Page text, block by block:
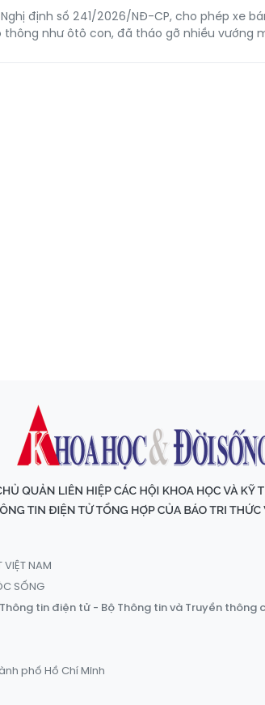
định số 241/2026/NĐ-CP, cho phép xe
như ôtô con, đã tháo gỡ nhiều vướng
VIỆT NAM
SỐNG
tin điện tử - Bộ Thông tin và Truyền
phố Hồ Chí Minh